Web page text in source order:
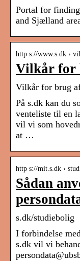
Portal for
and Sjælland
http s://www.s.dk ›
Vilkår for
Vilkår for brug
På s.dk kan du
venteliste til en
vil vi som
at …
http s://mit.s.dk ›
Sådan
s.dk/studiebolig
I forbindelse
s.dk vil vi